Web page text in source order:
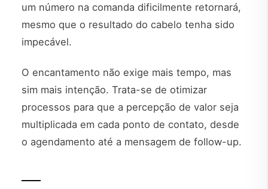
um número na comanda dificilmente retornará,
mesmo que o resultado do cabelo tenha sido
impecável.
O encantamento não exige mais tempo, mas
sim mais intenção. Trata-se de otimizar
processos para que a percepção de valor seja
multiplicada em cada ponto de contato, desde
o agendamento até a mensagem de follow-up.